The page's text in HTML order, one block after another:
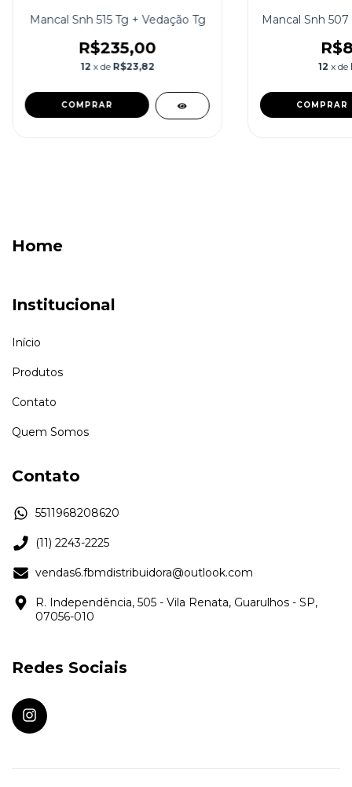
Mancal Snh 515 Tg + Vedação Tg
R$235,00
12 x de R$23,82
Mancal Snh
12 x de
Home
Institucional
Início
Produtos
Contato
Quem Somos
Contato
5511968208620
(11) 2243-2225
vendas6.fbmdistribuidora@outlook.com
R. Independência, 505 - Vila Renata, Guarulhos - SP,
07056-010
Redes Sociais